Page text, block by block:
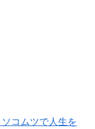
コムツで人生を